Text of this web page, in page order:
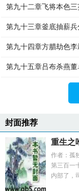
第九十二章飞将本色
第九十三章釜底抽薪
第九十四章方腊劫色李
第九十五章吕布杀燕
封面推荐
重生之
作者：孤
第三百一
内部了，